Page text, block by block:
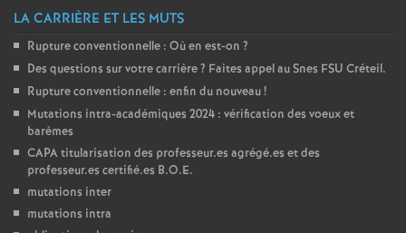
O
r
l
é
LA CARRIÈRE ET LES MUTS
Rupture conventionnelle : Où en est-on ?
Des questions sur votre carrière? Faites appel au Snes FSU Créteil.
Rupture conventionnelle : enfin du nouveau!
Mutations intra-académiques 2024 : vérification des voeux et
barèmes
CAPAtitularisation des professeur.es agrégé.es et des
professeur.es certifié.es B.O.E.
mutations inter
mutations intra